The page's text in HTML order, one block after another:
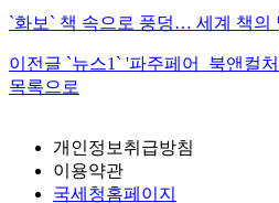
`화보` 책 속으로 풍덩… 세계 책의
이전글 `뉴스1` '파주페어_북앤컬
목록으로
개인정보취급방침
이용약관
국세청홈페이지